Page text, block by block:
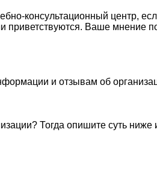
консультационный центр,
Ваше мнение
и отзывам об
Тогда опишите суть